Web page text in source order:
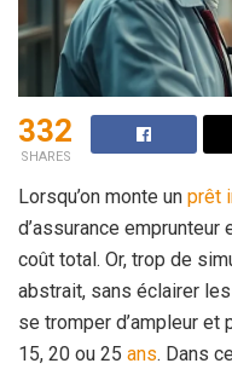
332
SHARES
Lorsqu’on monte un prêt
d’assurance
coût total. Or, trop de
abstrait, sans éclairer
se tromper d’ampleur
15, 20 ou 25 ans. Dans